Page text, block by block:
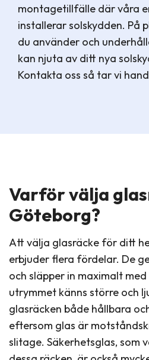
montagetillfälle där våra
installerar solskydden. På
du använder och
kan njuta av ditt nya
Kontakta oss så tar vi
Varför välja
Göteborg?
Att välja glasräcke för ditt
erbjuder flera fördelar. De
och släpper in maximalt
utrymmet känns större och
glasräcken både hållbara
eftersom glas är
slitage. Säkerhetsglas, som